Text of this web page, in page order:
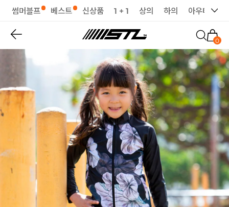
썸머블프 베스트 신상품 1 + 1 상의 하의 아우터
0